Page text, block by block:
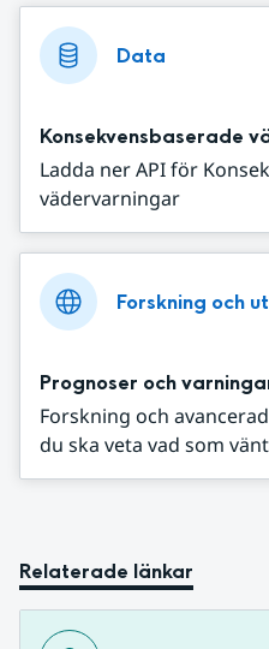
Data
Konsekvensbaserade
Ladda ner API för
vädervarningar
Forskning och
Prognoser och
Forskning och
du ska veta vad som
Relaterade länkar